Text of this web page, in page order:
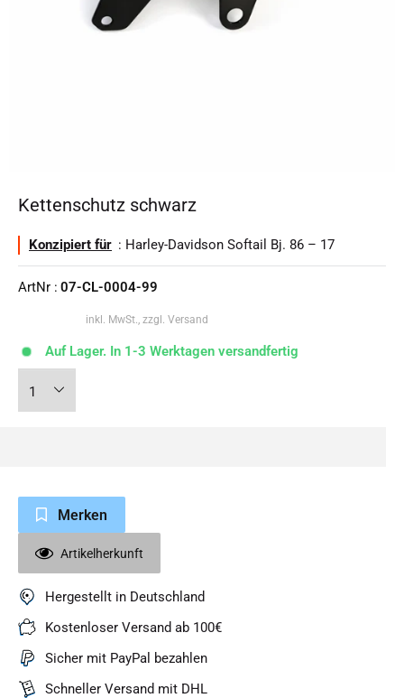
Kettenschutz schwarz
Konzipiert für : Harley-Davidson Softail Bj. 86 – 17
ArtNr : 07-CL-0004-99
inkl. MwSt., zzgl. Versand
Auf Lager. In 1-3 Werktagen versandfertig
Merken
Artikelherkunft
Hergestellt in Deutschland
Kostenloser Versand ab 100€
Sicher mit PayPal bezahlen
Schneller Versand mit DHL